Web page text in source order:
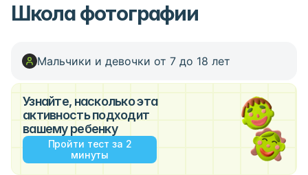
Школа фотографии
Мальчики и девочки от 7 до 18 лет
Узнайте, насколько эта
активность подходит
вашему ребенку
Пройти тест за 2
минуты